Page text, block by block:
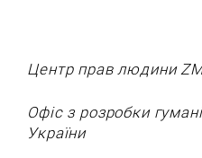
Центр прав людини
Офіс з розробки
України